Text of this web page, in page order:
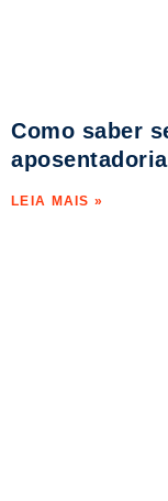
Como saber
LEIA MAIS »